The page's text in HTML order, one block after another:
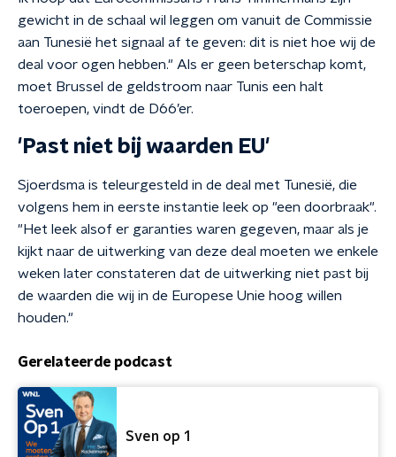
gewicht in de schaal wil leggen om vanuit de Commissie
aan Tunesië het signaal af te geven: dit is niet hoe wij de
deal voor ogen hebben." Als er geen beterschap komt,
moet Brussel de geldstroom naar Tunis een halt
toeroepen, vindt de D66’er.
'Past niet bij waarden EU'
Sjoerdsma is teleurgesteld in de deal met Tunesië, die
volgens hem in eerste instantie leek op "een doorbraak".
"Het leek alsof er garanties waren gegeven, maar als je
kijkt naar de uitwerking van deze deal moeten we enkele
weken later constateren dat de uitwerking niet past bij
de waarden die wij in de Europese Unie hoog willen
houden."
Gerelateerde podcast
Sven op 1